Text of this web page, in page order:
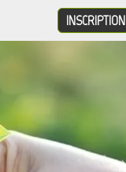
INSCRIPTION